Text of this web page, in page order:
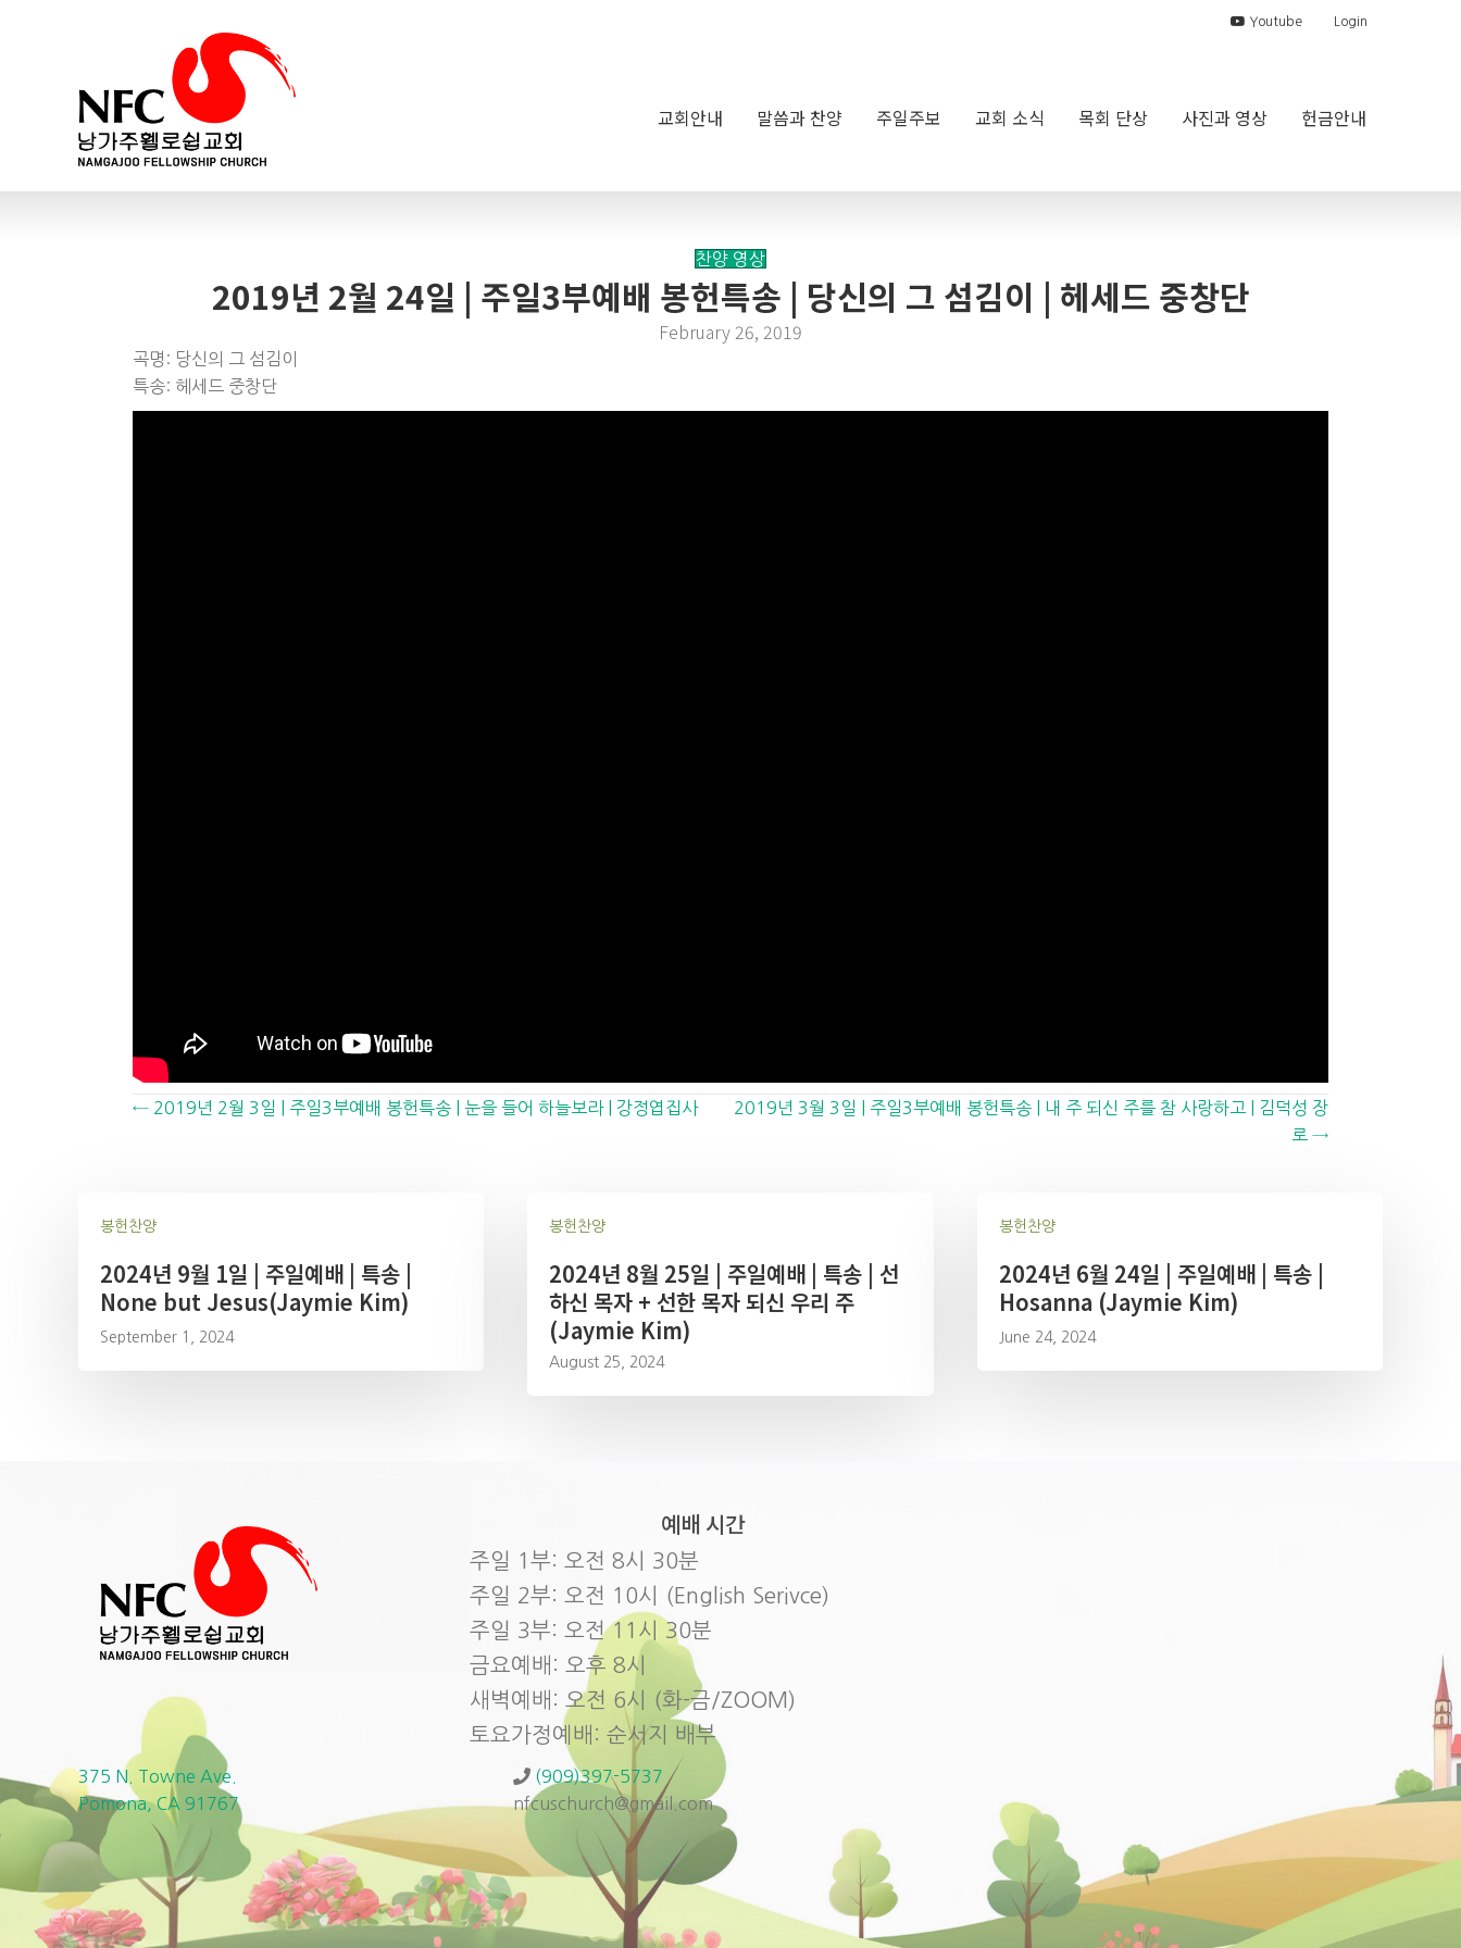
Youtube Login
교회안내 말씀과 찬양 주일주보 교회 소식 목회 단상 사진과 영상 헌금안내
찬양 영상
2019년 2월 24일 | 주일3부예배 봉헌특송 | 당신의 그 섬김이 | 헤세드 중창단
February 26, 2019
곡명: 당신의 그 섬김이
특송: 헤세드 중창단
Posts
← 2019년 2월 3일 | 주일3부예배 봉헌특송 | 눈을 들어 하늘보라 | 강정엽집사
2019년 3월 3일 | 주일3부예배 봉헌특송 | 내 주 되신 주를 참 사랑하고 | 김덕성 장
로 →
봉헌찬양
2024년 9월 1일 | 주일예배 | 특송 |
None but Jesus(Jaymie Kim)
September 1, 2024
봉헌찬양
2024년 8월 25일 | 주일예배 | 특송 | 선
하신 목자 + 선한 목자 되신 우리 주
(Jaymie Kim)
August 25, 2024
봉헌찬양
2024년 6월 24일 | 주일예배 | 특송 |
Hosanna (Jaymie Kim)
June 24, 2024
예배 시간
주일 1부: 오전 8시 30분
주일 2부: 오전 10시 (English Serivce)
주일 3부: 오전 11시 30분
금요예배: 오후 8시
새벽예배: 오전 6시 (화-금/ZOOM)
토요가정예배: 순서지 배부
375 N. Towne Ave.
Pomona, CA 91767
(909)397-5737
nfcuschurch@gmail.com